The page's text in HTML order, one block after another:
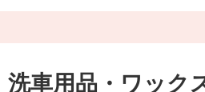
洗車用品・ワック